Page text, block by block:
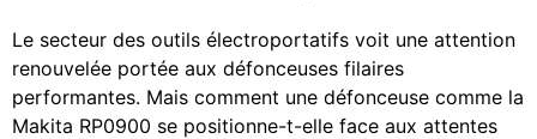
Le secteur des outils électroportatifs voit une attention
renouvelée portée aux défonceuses filaires
performantes. Mais comment une défonceuse comme la
Makita RP0900 se positionne-t-elle face aux attentes